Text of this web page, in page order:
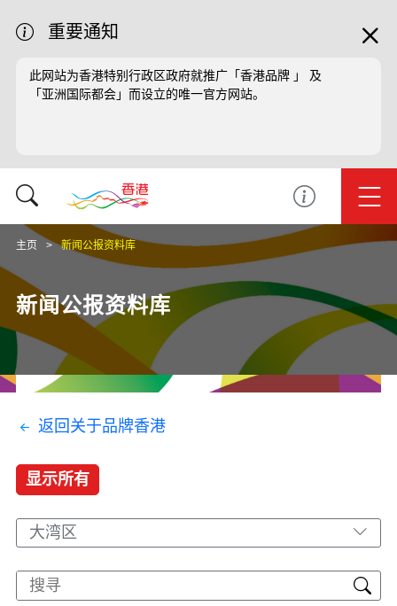
重要通知
此网站为香港特别行政区政府就推广「香港品牌 」 及
「亚洲国际都会」而设立的唯一官方网站。
主页 新闻公报资料库
新闻公报资料库
返回关于品牌香港
显示所有
大湾区